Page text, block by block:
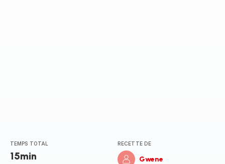
TEMPS TOTAL
15min
RECETTE DE
Gwene